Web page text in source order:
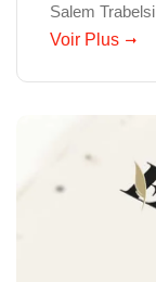
Salem Trabelsi
Voir Plus